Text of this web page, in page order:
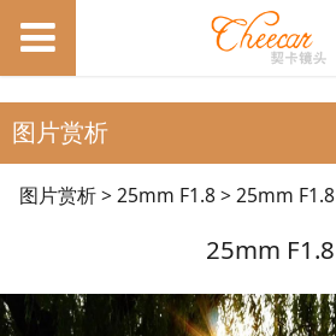
图片赏析
25mm F1.8
图片赏析>25mm F1.8>25mm F1.8
25mm F1.8